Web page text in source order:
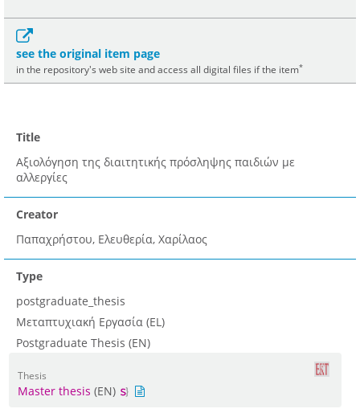
see the original item page
in the repository's web site and access all digital files if the item*
Title
Αξιολόγηση της διαιτητικής πρόσληψης παιδιών με
αλλεργίες
Creator
Παπαχρήστου, Ελευθερία, Χαρίλαος
Type
postgraduate_thesis
Μεταπτυχιακή Εργασία (EL)
Postgraduate Thesis (EN)
Thesis
Master thesis (EN)